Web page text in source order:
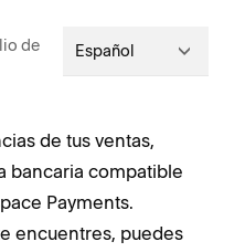
de
Español
de tus ventas,
bancaria compatible
Payments.
encuentres, puedes